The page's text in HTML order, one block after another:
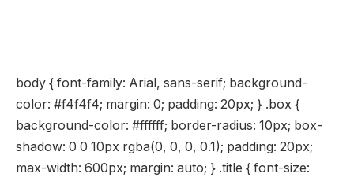
body { font-family: Arial, sans-serif; background-
color: #f4f4f4; margin: 0; padding: 20px; } .box {
background-color: #ffffff; border-radius: 10px; box-
shadow: 0 0 10px rgba(0, 0, 0, 0.1); padding: 20px;
max-width: 600px; margin: auto; } .title { font-size: